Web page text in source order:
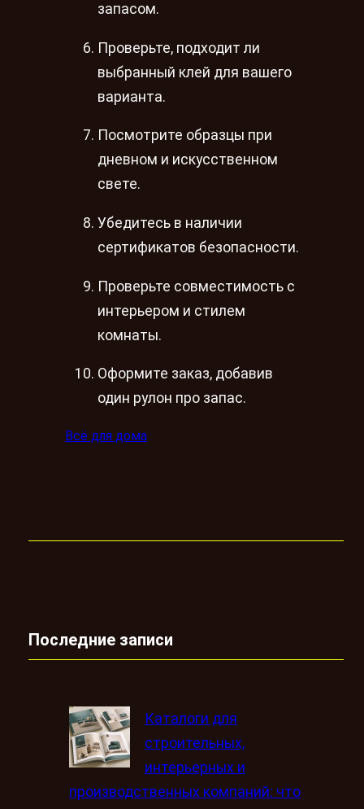
запасом.
Проверьте, подходит ли
выбранный клей для вашего
варианта.
Посмотрите образцы при
дневном и искусственном
свете.
Убедитесь в наличии
сертификатов безопасности.
Проверьте совместимость с
интерьером и стилем
комнаты.
Оформите заказ, добавив
один рулон про запас.
Всё для дома
Последние записи
Каталоги для
строительных,
интерьерных и
производственных компаний: что